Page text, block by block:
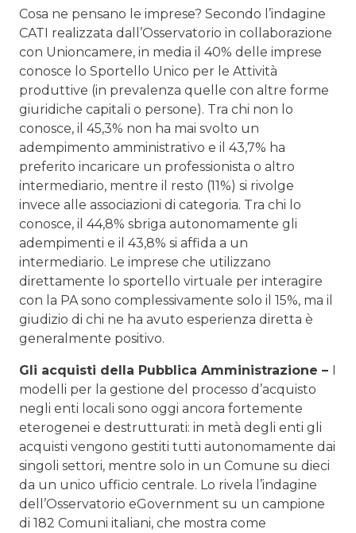
Cosa ne pensano le imprese? Secondo l’indagine
CATI realizzata dall’Osservatorio in collaborazione
con Unioncamere, in media il 40% delle imprese
conosce lo Sportello Unico per le Attività
produttive (in prevalenza quelle con altre forme
giuridiche capitali o persone). Tra chi non lo
conosce, il 45,3% non ha mai svolto un
adempimento amministrativo e il 43,7% ha
preferito incaricare un professionista o altro
intermediario, mentre il resto (11%) si rivolge
invece alle associazioni di categoria. Tra chi lo
conosce, il 44,8% sbriga autonomamente gli
adempimenti e il 43,8% si affida a un
intermediario. Le imprese che utilizzano
direttamente lo sportello virtuale per interagire
con la PA sono complessivamente solo il 15%, ma il
giudizio di chi ne ha avuto esperienza diretta è
generalmente positivo.
Gli acquisti della Pubblica Amministrazione – I
modelli per la gestione del processo d’acquisto
negli enti locali sono oggi ancora fortemente
eterogenei e destrutturati: in metà degli enti gli
acquisti vengono gestiti tutti autonomamente dai
singoli settori, mentre solo in un Comune su dieci
da un unico ufficio centrale. Lo rivela l’indagine
dell’Osservatorio eGovernment su un campione
di 182 Comuni italiani, che mostra come